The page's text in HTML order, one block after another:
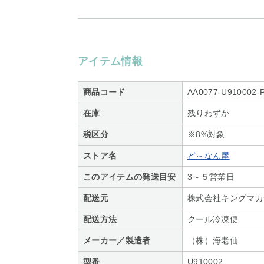
アイテム情報
商品コード AA0077-U910002-
在庫 残りわずか
税区分 ※8%対象
ストア名 ど～なん屋
このアイテムの発送目安 3～５営業日
配送元 株式会社キングマ
配送方法 クール冷凍便
メーカー／製造者 （株）海老仙
型番 U910002